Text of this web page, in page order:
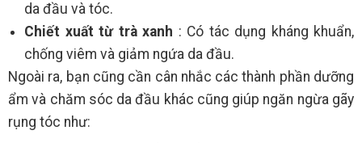
da đầu và tóc.
Chiết xuất từ trà xanh : Có tác dụng kháng khuẩn,
chống viêm và giảm ngứa da đầu.
Ngoài ra, bạn cũng cần cân nhắc các thành phần dưỡng
ẩm và chăm sóc da đầu khác cũng giúp ngăn ngừa gãy
rụng tóc như: